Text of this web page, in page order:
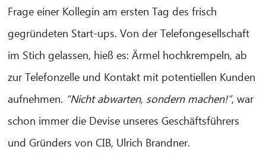
Frage einer Kollegin am ersten Tag des frisch
gegründeten Start-ups. Von der Telefongesellschaft
im Stich gelassen, hieß es: Ärmel hochkrempeln, ab
zur Telefonzelle und Kontakt mit potentiellen Kunden
aufnehmen. “Nicht abwarten, sondern machen!”, war
schon immer die Devise unseres Geschäftsführers
und Gründers von CIB, Ulrich Brandner.